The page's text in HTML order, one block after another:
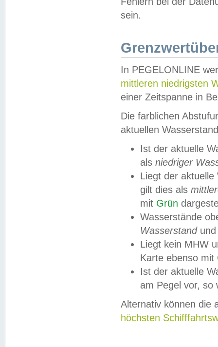
sein.
In PEGELONLINE
mittleren niedrigsten
einer Zeitspanne in
Die farblichen
aktuellen
Ist der aktuelle
als niedriger
Liegt der
gilt dies als
mit Grün
Wasserstände
Wasserstandund
Liegt kein MHW
Karte ebenso mit
Ist der aktuelle
am Pegel vor,
Alternativ können die
höchsten